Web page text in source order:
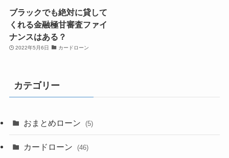
ブラックでも絶対に貸して
くれる金融極甘審査ファイ
ナンスはある？
2022年5月6日 カードローン
カテゴリー
おまとめローン (5)
カードローン (46)